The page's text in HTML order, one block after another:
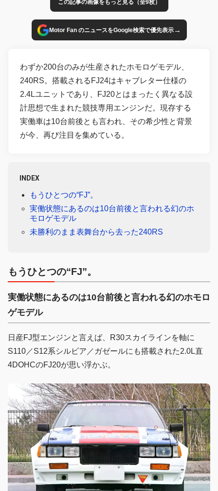
この記事の画像をもっと見る（全9枚）
Motor Fan のニュースをGoogle検索で優先表示→
わずか200台のみが生産されたホモロゲモデル、
240RS。搭載されるFJ24はキャブレター仕様の
2.4Lユニットであり、FJ20とはまったく異なる設
計思想で生まれた競技専用エンジンだ。現存する
実働車は10台前後とも言われ、その希少性と背景
が今、再び注目を集めている。
INDEX
もうひとつの“FJ”。
実働状態にあるのは10台前後と言われる幻のホ
モロゲモデル
未勝利のまま表舞台から去った240RS
もうひとつの“FJ”。
実働状態にあるのは10台前後と言われる幻のホモロ
ゲモデル
日産FJ型エンジンと言えば、R30スカイラインを軸に
S110／S12系シルビア／ガゼールにも搭載された2.0L直
4DOHCのFJ20が思い浮かぶ。